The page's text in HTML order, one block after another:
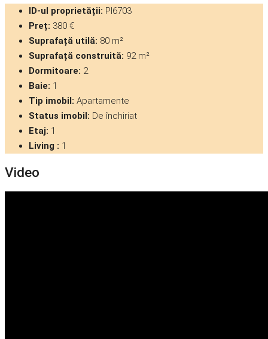
ID-ul proprietății: PI6703
Preț: 380 €
Suprafață utilă: 80 m²
Suprafață construită: 92 m²
Dormitoare: 2
Baie: 1
Tip imobil: Apartamente
Status imobil: De închiriat
Etaj: 1
Living : 1
Video